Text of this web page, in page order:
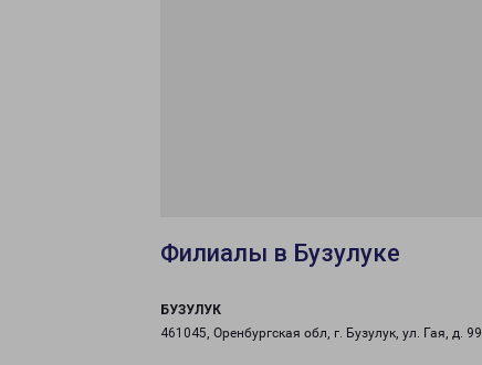
Филиалы в Бузулуке
БУЗУЛУК
461045, Оренбургская обл, г. Бузулук, ул. Гая, д. 99